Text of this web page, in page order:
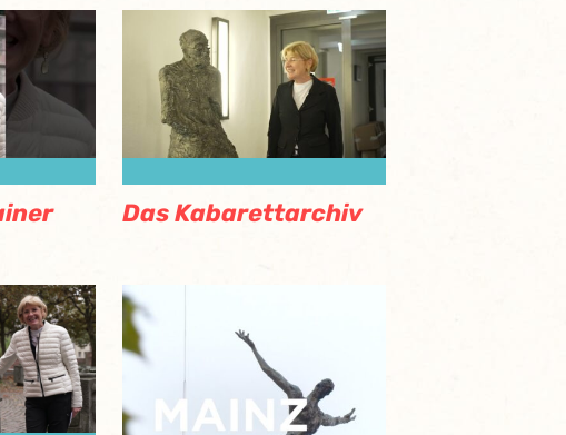
Das Kabarettarchiv